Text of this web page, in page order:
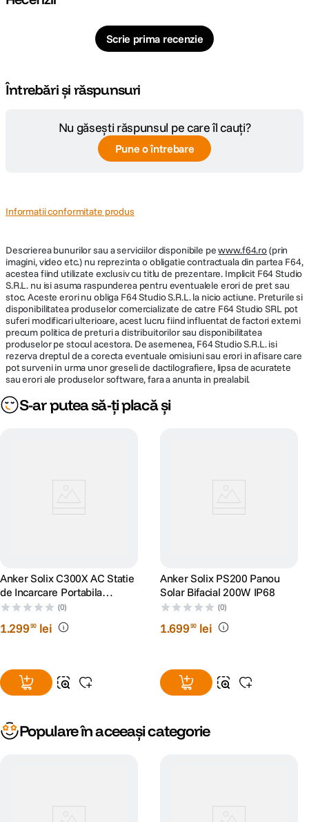
Specificatii
Dimensiuni: 742 × 430 × 487 mm
Greutate produs: 22.2 Kg
Tip alimentare: Baterie La retea
Scrie prima recenzie
Întrebări și răspunsuri
Nu găsești răspunsul pe care îl cauți?
Pune o întrebare
Informatii conformitate produs
Descrierea bunurilor sau a serviciilor disponibile pewww.f64.ro(prin
imagini, video etc.) nu reprezinta o obligatie contractuala din partea F64,
acestea fiind utilizate exclusiv cu titlu de prezentare. Implicit F64 Studio
S.R.L. nu isi asuma raspunderea pentru eventualele erori de pret sau
stoc. Aceste erori nu obliga F64 Studio S.R.L. la nicio actiune. Preturile si
disponibilitatea produselor comercializate de catre F64 Studio SRL pot
suferi modificari ulterioare, acest lucru fiind influentat de factori externi
precum politica de preturi a distribuitorilor sau disponibilitatea
produselor pe stocul acestora. De asemenea, F64 Studio S.R.L. isi
rezerva dreptul de a corecta eventuale omisiuni sau erori in afisare care
pot surveni in urma unor greseli de dactilografiere, lipsa de acuratete
sau erori ale produselor software, fara a anunta in prealabil.
S-ar putea să-ți placă și
Anker Solix C300X AC Statie
de Incarcare Portabila
288Wh 300W
(0)
1.29990 lei
Anker Solix PS200 Panou
Solar Bifacial 200W IP68
(0)
1.69990 lei
Populare în aceeași categorie